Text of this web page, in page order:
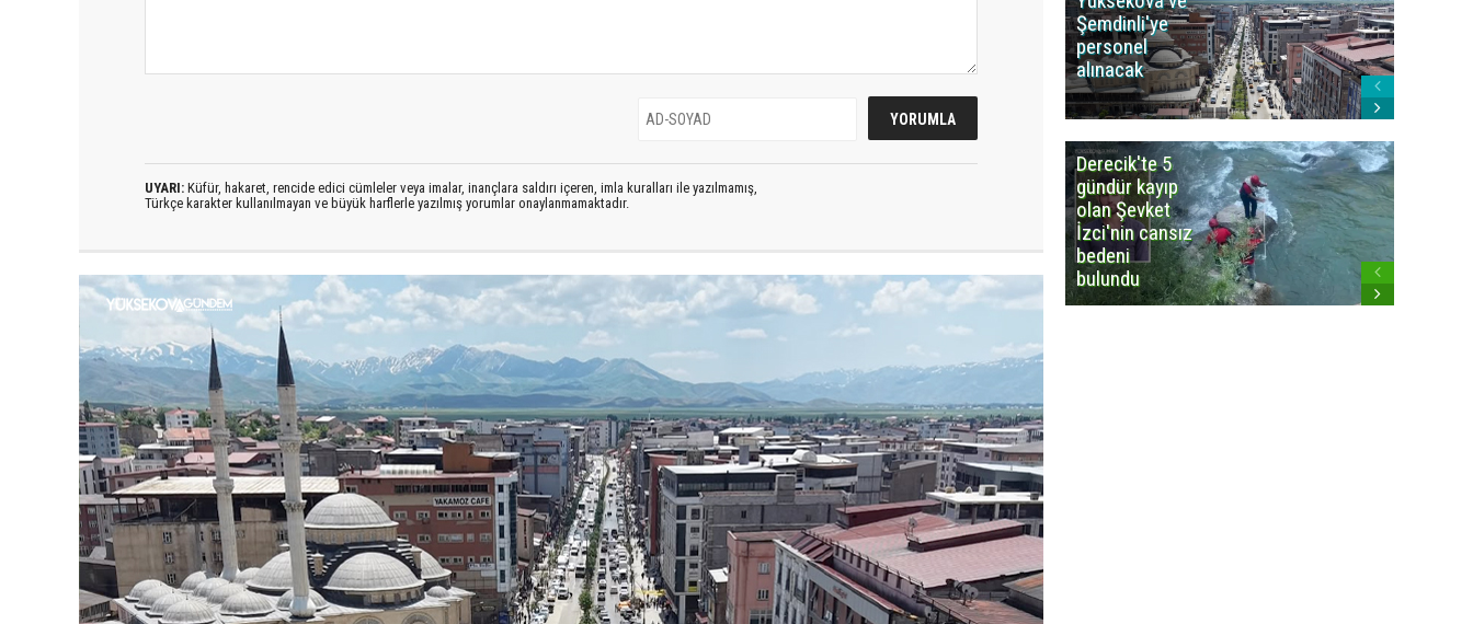
UYARI: Küfür, hakaret, rencide edici cümleler veya imalar, inançlara saldırı içeren, imla kuralları ile yazılmamış,
Türkçe karakter kullanılmayan ve büyük harflerle yazılmış yorumlar onaylanmamaktadır.
Şemdinli'ye
personel
alınacak
Derecik'te 5
gündür kayıp
olan Şevket
İzci'nin cansız
bedeni
bulundu